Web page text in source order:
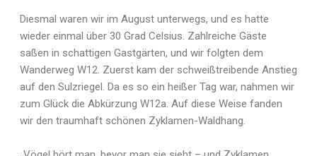
Diesmal waren wir im August unterwegs, und es hatte
wieder einmal über 30 Grad Celsius. Zahlreiche Gäste
saßen in schattigen Gastgärten, und wir folgten dem
Wanderweg W12. Zuerst kam der schweißtreibende Anstieg
auf den Sulzriegel. Da es so ein heißer Tag war, nahmen wir
zum Glück die Abkürzung W12a. Auf diese Weise fanden
wir den traumhaft schönen Zyklamen-Waldhang.